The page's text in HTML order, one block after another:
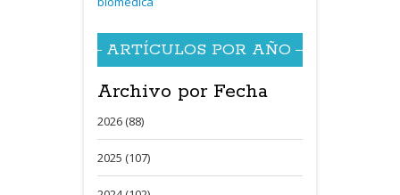
ARTÍCULOS POR AÑO
Archivo por Fecha
2026 (88)
2025 (107)